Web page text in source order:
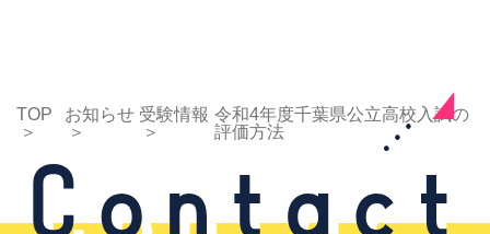
TOP お知らせ 受験情報 令和4年度千葉県公立高校入試の
評価方法